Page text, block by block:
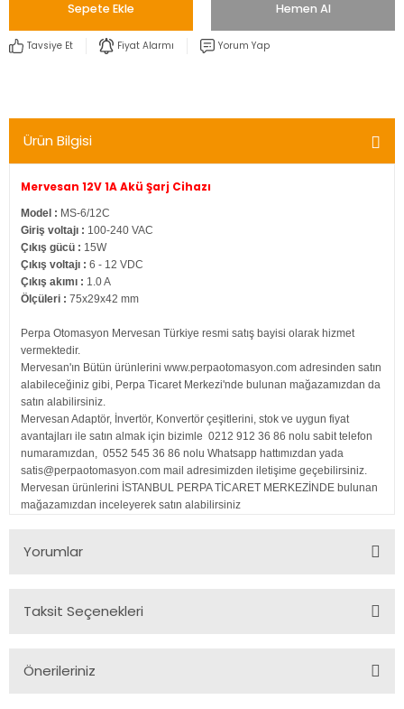
Sepete Ekle Hemen Al
Tavsiye Et Fiyat Alarmı Yorum Yap
Ürün Bilgisi
Mervesan 12V 1A Akü Şarj Cihazı
Model : MS-6/12C
Giriş voltajı : 100-240 VAC
Çıkış gücü : 15W
Çıkış voltajı : 6 - 12 VDC
Çıkış akımı : 1.0 A
Ölçüleri : 75x29x42 mm
Perpa Otomasyon Mervesan Türkiye resmi satış bayisi olarak hizmet
vermektedir.
Mervesan'ın Bütün ürünlerini www.perpaotomasyon.com adresinden satın
alabileceğiniz gibi, Perpa Ticaret Merkezi'nde bulunan mağazamızdan da
satın alabilirsiniz.
Mervesan Adaptör, İnvertör, Konvertör çeşitlerini, stok ve uygun fiyat
avantajları ile satın almak için bizimle 0212 912 36 86 nolu sabit telefon
numaramızdan, 0552 545 36 86 nolu Whatsapp hattımızdan yada
satis@perpaotomasyon.com mail adresimizden iletişime geçebilirsiniz.
Mervesan ürünlerini İSTANBUL PERPA TİCARET MERKEZİNDE bulunan
mağazamızdan inceleyerek satın alabilirsiniz
Yorumlar
Taksit Seçenekleri
Önerileriniz